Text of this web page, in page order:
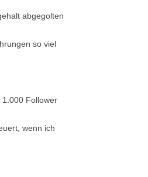
abgegolten
so viel
1.000 Follower
wenn ich